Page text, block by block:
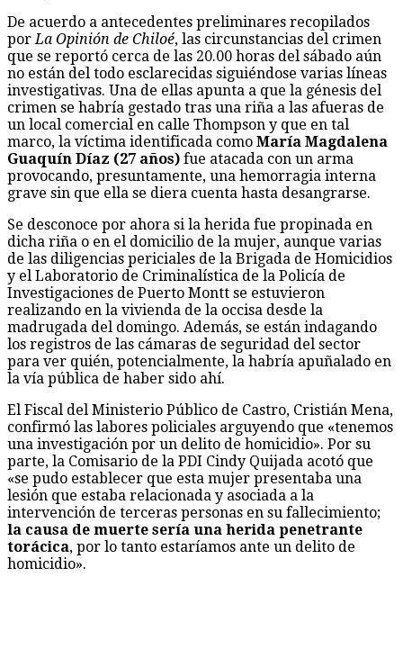
De acuerdo a antecedentes preliminares recopilados
porLa Opinión de Chiloé, las circunstancias del crimen
que se reportó cerca de las 20.00 horas del sábado aún
no están del todo esclarecidas siguiéndose varias líneas
investigativas. Una de ellas apunta a que la génesis del
crimen se habría gestado tras una riña a las afueras de
un local comercial en calle Thompson y que en tal
marco, la víctima identificada como María Magdalena
Guaquín Díaz (27 años) fue atacada con un arma
provocando, presuntamente, una hemorragia interna
grave sin que ella se diera cuenta hasta desangrarse.
Se desconoce por ahora si la herida fue propinada en
dicha riña o en el domicilio de la mujer, aunque varias
de las diligencias periciales de la Brigada de Homicidios
y el Laboratorio de Criminalística de la Policía de
Investigaciones de Puerto Montt se estuvieron
realizando en la vivienda de la occisa desde la
madrugada del domingo. Además, se están indagando
los registros de las cámaras de seguridad del sector
para ver quién, potencialmente, la habría apuñalado en
la vía pública de haber sido ahí.
El Fiscal del Ministerio Público de Castro, Cristián Mena,
confirmó las labores policiales arguyendo que «tenemos
una investigación por un delito de homicidio». Por su
parte, la Comisario de la PDI Cindy Quijada acotó que
«se pudo establecer que esta mujer presentaba una
lesión que estaba relacionada y asociada a la
intervención de terceras personas en su fallecimiento;
la causa de muerte sería una herida penetrante
torácica, por lo tanto estaríamos ante un delito de
homicidio».